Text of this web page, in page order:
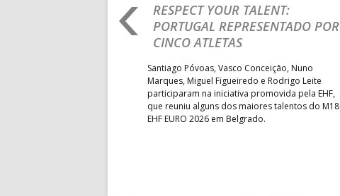
RESPECT YOUR TALENT:
PORTUGAL REPRESENTADO POR
CINCO ATLETAS
Santiago Póvoas, Vasco Conceição, Nuno
Marques, Miguel Figueiredo e Rodrigo Leite
participaram na iniciativa promovida pela EHF,
que reuniu alguns dos maiores talentos do M18
EHF EURO 2026 em Belgrado.